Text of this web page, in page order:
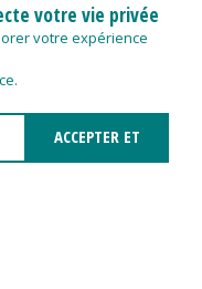
votre vie privée
votre expérience
ACCEPTER ET
FERMER